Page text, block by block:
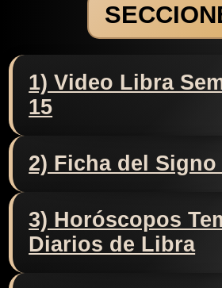
1) Video Libra
15
2) Ficha del
3) Horóscopos
Diarios de Libra